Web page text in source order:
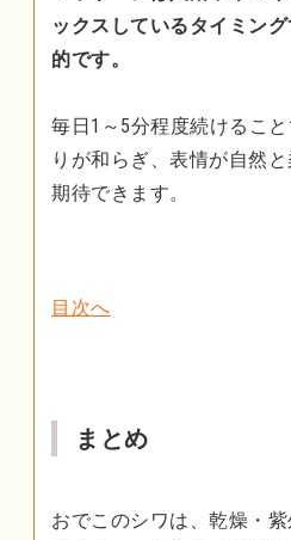
ックスしているタイミン
的です。
毎日1～5分程度続けるこ
りが和らぎ、表情が自然
期待できます。
目次へ
まとめ
おでこのシワは、乾燥・